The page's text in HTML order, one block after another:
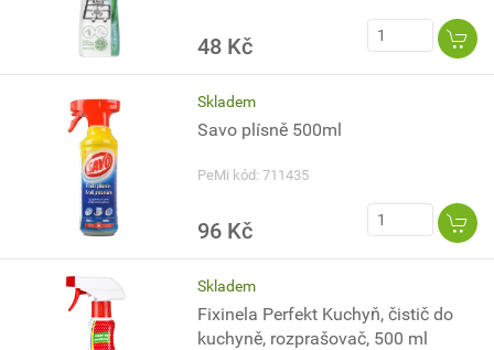
48 Kč
Skladem
Savo plísně 500ml
PeMi kód: 711435
96 Kč
Skladem
Fixinela Perfekt Kuchyň, čistič do
kuchyně, rozprašovač, 500 ml